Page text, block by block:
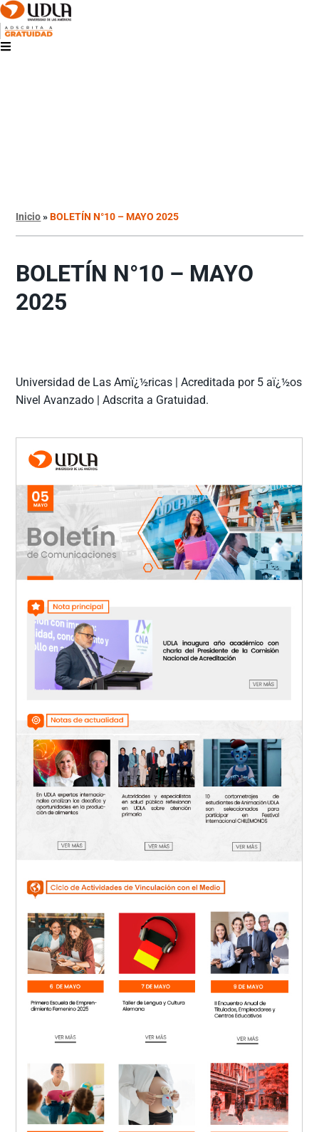
Inicio»BOLETÍN N°10 – MAYO 2025
BOLETÍN N°10 – MAYO
2025
Universidad de Las Amï¿½ricas | Acreditada por 5 aï¿½os
Nivel Avanzado | Adscrita a Gratuidad.